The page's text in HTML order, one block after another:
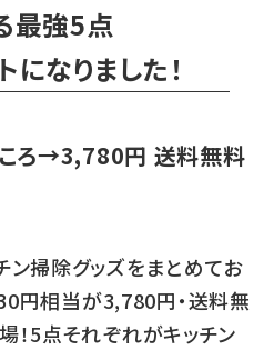
最強5点
になりました！
ろ→3,780円 送料無料
ン掃除グッズをまとめてお
円相当が3,780円・送料無
！5点それぞれがキッチン